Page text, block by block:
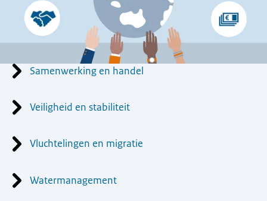
MenuSamenwerking en handel
Veiligheid en stabiliteit
Vluchtelingen en migratie
Watermanagement